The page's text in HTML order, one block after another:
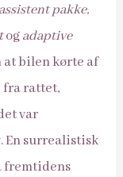
pakke,
ogadaptive
at bilen kørte af
fra rattet,
var
En surrealistisk
fremtidens